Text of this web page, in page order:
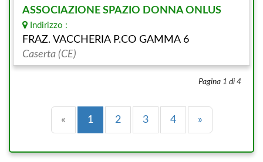
ASSOCIAZIONE SPAZIO DONNA ONLUS
Indirizzo :
FRAZ. VACCHERIA P.CO GAMMA 6
Caserta (CE)
Pagina 1 di 4
«Precedente
1(current)
2 3 4 »Successiva